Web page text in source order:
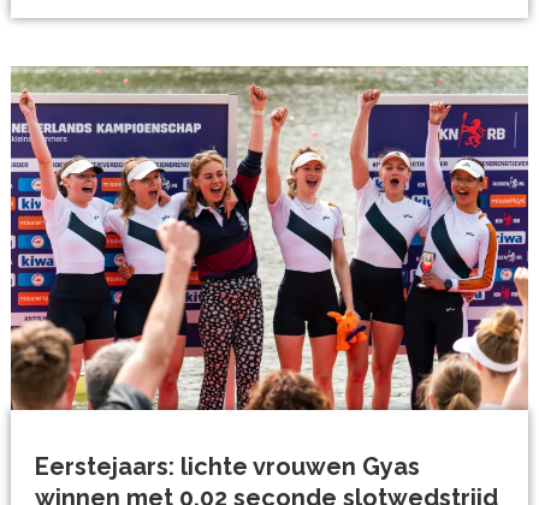
Eerstejaars: lichte vrouwen Gyas
winnen met 0,02 seconde slotwedstrijd